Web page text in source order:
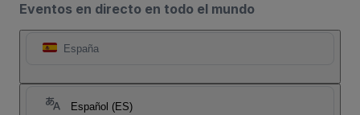
Eventos en directo en todo el mundo
España
Español (ES)